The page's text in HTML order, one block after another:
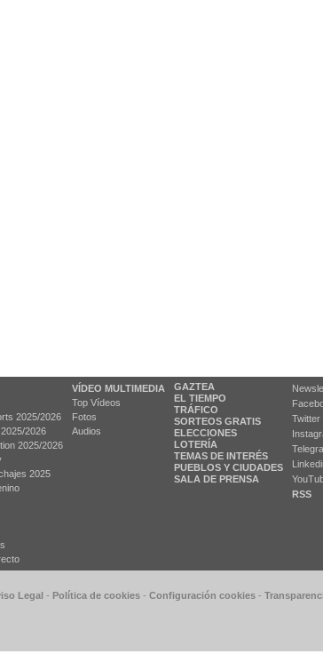
2025/2026
2026
2025/2026
2025
VÍDEO MULTIMEDIA
Top Vídeos
Fotos
Audios
GAZTEA
EL TIEMPO
TRÁFICO
SORTEOS GRATIS
ELECCIONES
LOTERÍA
TEMAS DE INTERÉS
PUEBLOS Y CIUDADES
SALA DE PRENSA
Twitter
RSS
Legal - Política de cookies - Configuración cookies -